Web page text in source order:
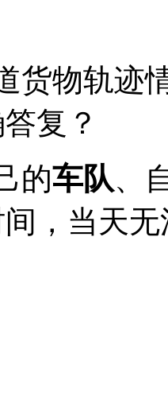
货物轨迹
复？
的车队、
，当天